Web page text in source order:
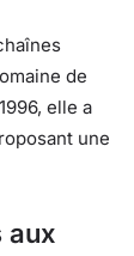
de
elle a
une
aux